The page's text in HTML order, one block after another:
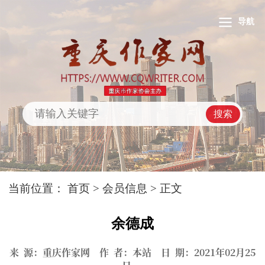
导航
搜索
当前位置：首页 >会员信息 > 正文
余德成
来 源：重庆作家网 作 者：本站 日 期：2021年02月25